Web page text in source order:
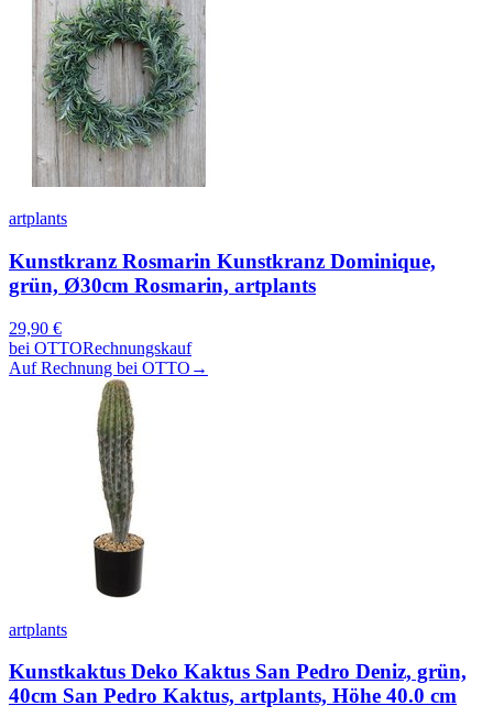
artplants
Kunstkranz Rosmarin Kunstkranz Dominique,
grün, Ø30cm Rosmarin, artplants
29,90 €
bei OTTORechnungskauf
Auf Rechnung bei OTTO →
artplants
Kunstkaktus Deko Kaktus San Pedro Deniz, grün,
40cm San Pedro Kaktus, artplants, Höhe 40.0 cm